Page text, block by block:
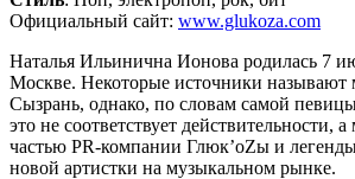
Официальный сайт: www.glukoza.com
Наталья Ильинична Ионова родилась 7
Москве. Некоторые источники называют
Сызрань, однако, по словам самой
это не соответствует
частью PR-компании Глюк’oZы и
новой артистки на музыкальном рынке.